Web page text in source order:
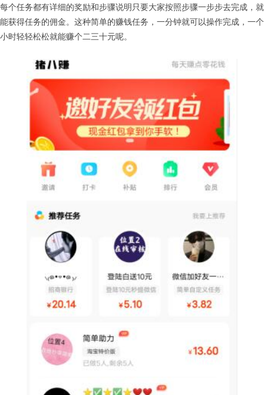
每个任务都有详细的奖励和步骤说明只要大家按照步骤一步步去完成，就
能获得任务的佣金。这种简单的赚钱任务，一分钟就可以操作完成，一个
小时轻轻松松就能赚个二三十元呢。